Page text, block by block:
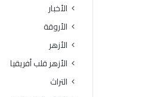
الأخبار
الأروقة
الأزهر
الأزهر قلب أفريقيا
التراث